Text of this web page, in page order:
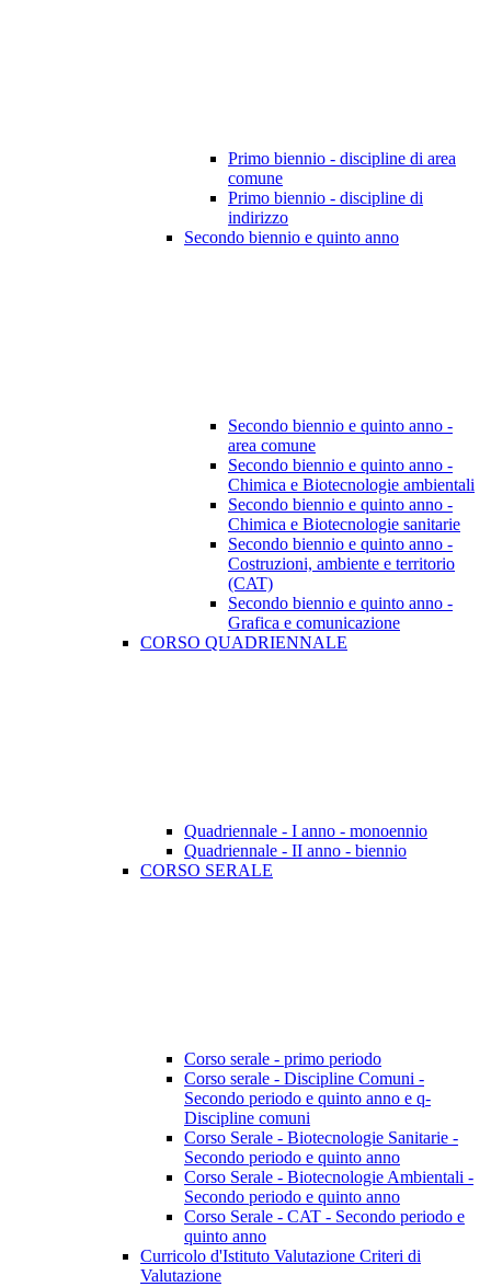
Primo biennio - discipline di area
comune
Primo biennio - discipline di
indirizzo
Secondo biennio e quinto anno
Secondo biennio e quinto anno -
area comune
Secondo biennio e quinto anno -
Chimica e Biotecnologie ambientali
Secondo biennio e quinto anno -
Chimica e Biotecnologie sanitarie
Secondo biennio e quinto anno -
Costruzioni, ambiente e territorio
(CAT)
Secondo biennio e quinto anno -
Grafica e comunicazione
CORSO QUADRIENNALE
Quadriennale - I anno - monoennio
Quadriennale - II anno - biennio
CORSO SERALE
Corso serale - primo periodo
Corso serale - Discipline Comuni -
Secondo periodo e quinto anno e q-
Discipline comuni
Corso Serale - Biotecnologie Sanitarie -
Secondo periodo e quinto anno
Corso Serale - Biotecnologie Ambientali -
Secondo periodo e quinto anno
Corso Serale - CAT - Secondo periodo e
quinto anno
Curricolo d'Istituto Valutazione Criteri di
Valutazione